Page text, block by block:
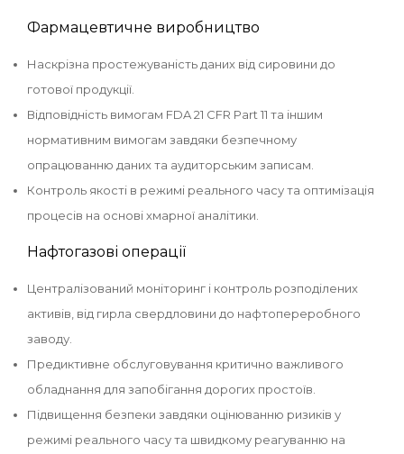
Фармацевтичне виробництво
Наскрізна простежуваність даних від сировини до
готової продукції.
Відповідність вимогам FDA 21 CFR Part 11 та іншим
нормативним вимогам завдяки безпечному
опрацюванню даних та аудиторським записам.
Контроль якості в режимі реального часу та оптимізація
процесів на основі хмарної аналітики.
Нафтогазові операції
Централізований моніторинг і контроль розподілених
активів, від гирла свердловини до нафтопереробного
заводу.
Предиктивне обслуговування критично важливого
обладнання для запобігання дорогих простоїв.
Підвищення безпеки завдяки оцінюванню ризиків у
режимі реального часу та швидкому реагуванню на